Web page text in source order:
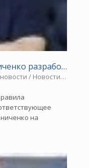
разработают
/ Новости разное
на